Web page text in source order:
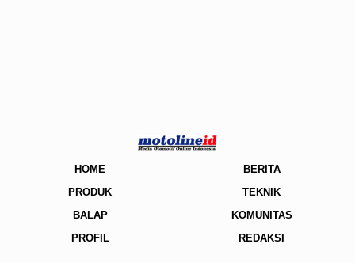
HOME
BERITA
PRODUK
TEKNIK
BALAP
KOMUNITAS
PROFIL
REDAKSI